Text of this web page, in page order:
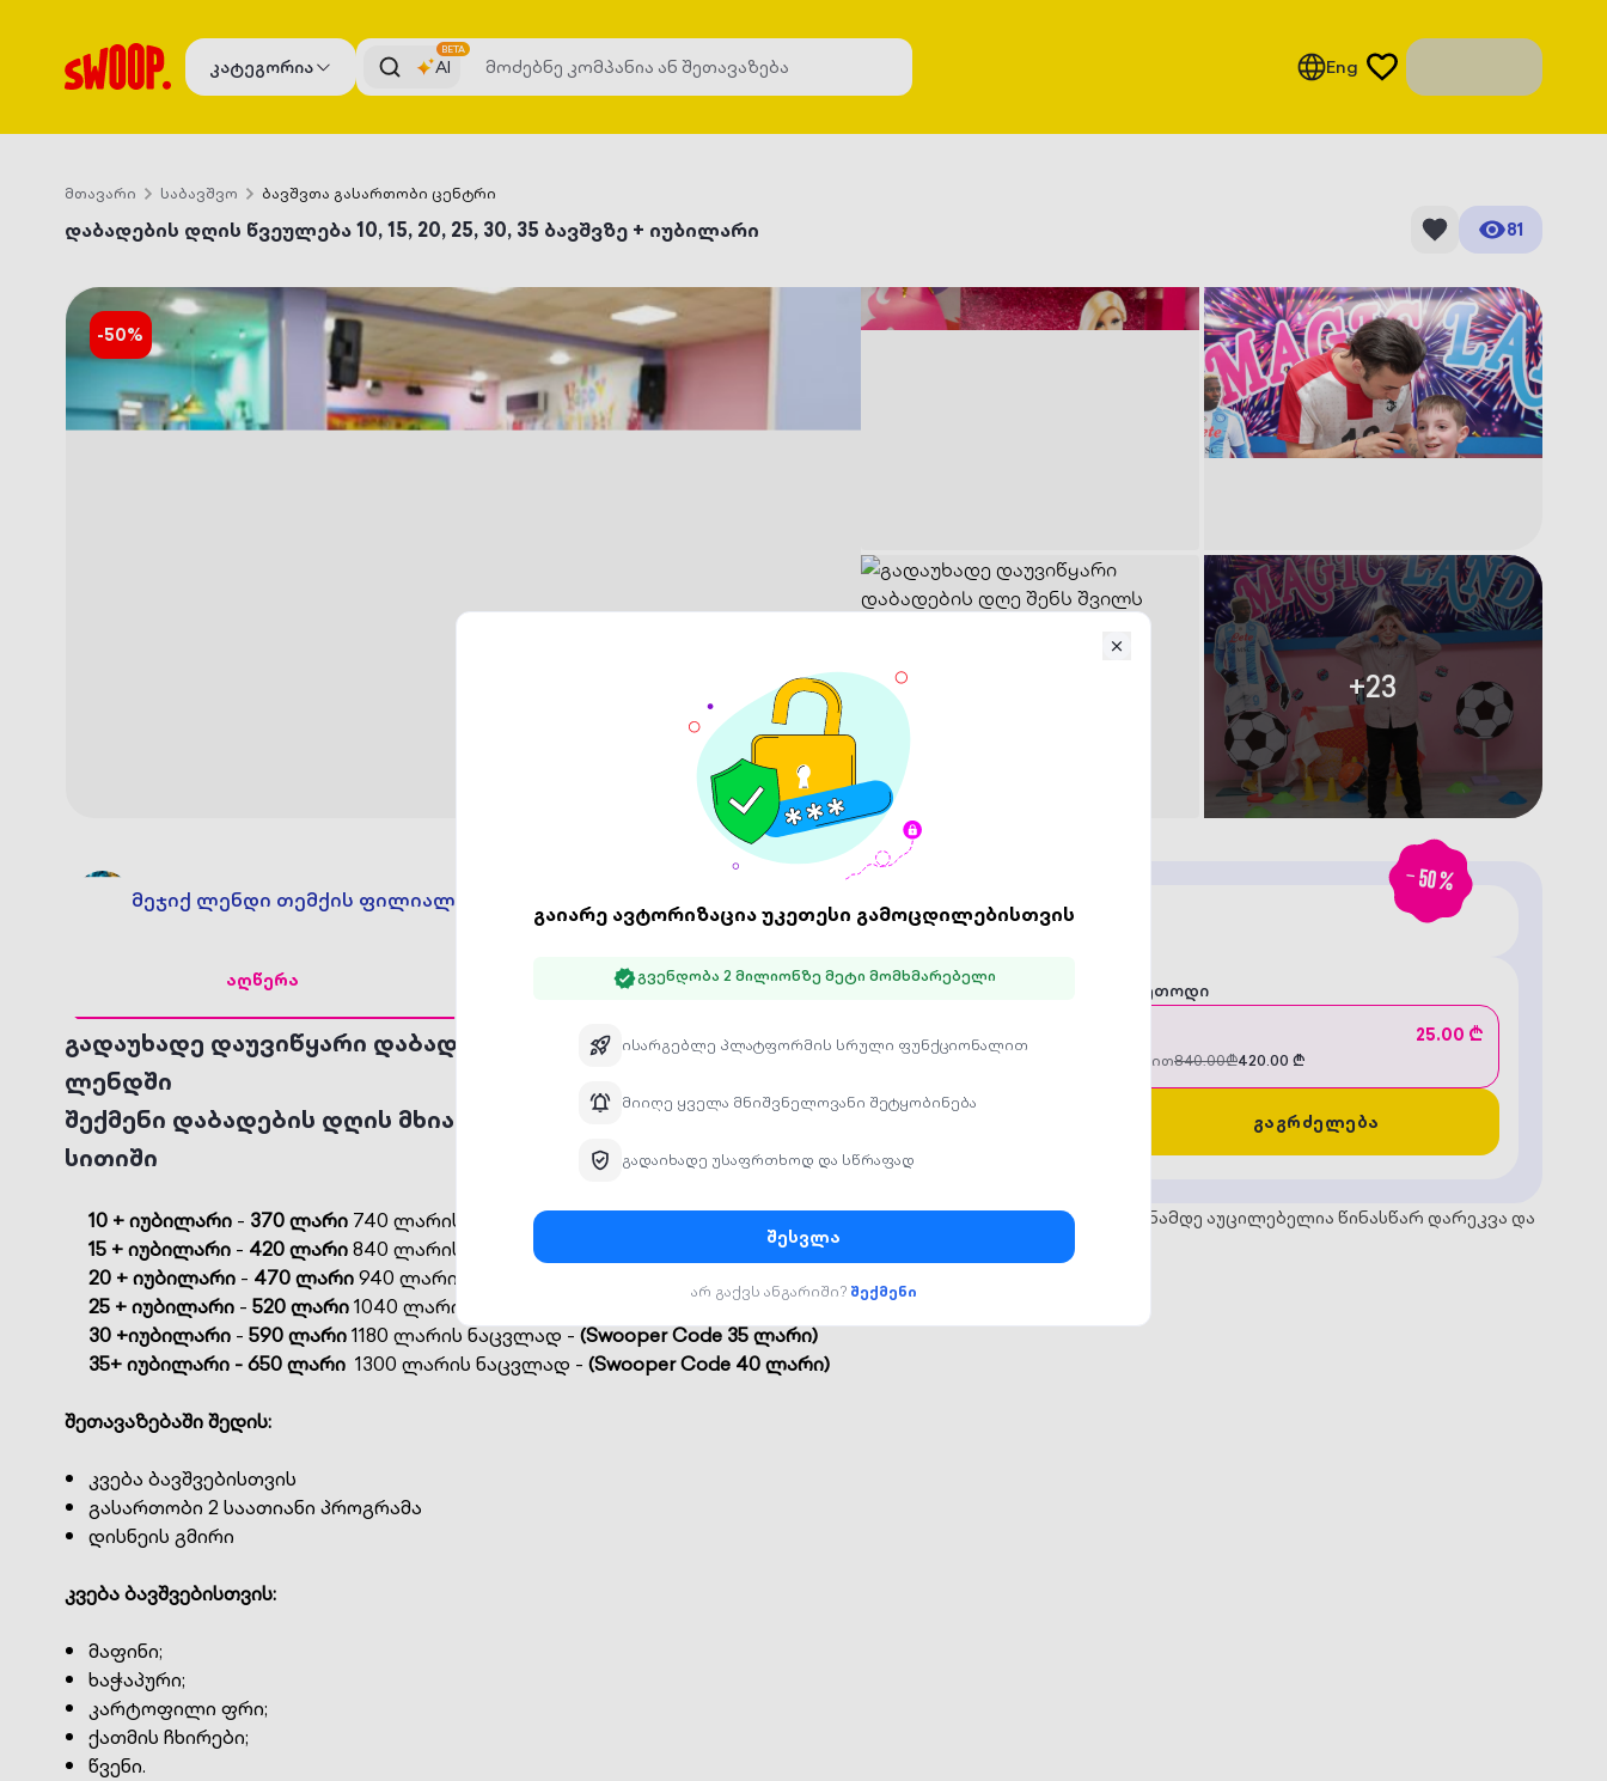
კატეგორია AI
BETA
Eng
მთავარი საბავშვო ბავშვთა გასართობი ცენტრი
დაბადების დღის წვეულება 10, 15, 20, 25, 30, 35 ბავშვზე + იუბილარი 81
+23
-50%
მეჯიქ ლენდი თემქის ფილიალი
აღწერა გამოყენების პირობები
გადაუხადე დაუვიწყარი დაბადების დღე შენს შვილს მეჯიქ
ლენდში
შექმენი დაბადების დღის მხიარული მოგონებები ჰეფი
სითიში
10 + იუბილარი- 370 ლარი740 ლარის ნაცვლად -(Swooper Code 25 ლარი)
15 + იუბილარი- 420 ლარი840 ლარის ნაცვლად -
(Swooper Code 25 ლარი)
20 + იუბილარი- 470 ლარი940 ლარის ნაცვლად -
25 + იუბილარი- 520 ლარი1040 ლარის ნაცვლად -
(Swooper Code 30 ლარი)
30 +იუბილარი- 590 ლარი1180 ლარის ნაცვლად -(Swooper Code 35 ლარი)
35+ იუბილარი - 650 ლარი 1300 ლარის ნაცვლად - (Swooper Code 40 ლარი)
შეთავაზებაში შედის:
კვება ბავშვებისთვის
გასართობი 2 საათიანი პროგრამა
დისნეის გმირი
კვებაბავშვებისთვის:
მაფინი;
ხაჭაპური;
კარტოფილი ფრი;
ქათმის ჩხირები;
წვენი.
-50%
აირჩიე შეთავაზება
აირჩიე გადახდის მეთოდი
25.00 ₾
ადგილზე გადახდით840.00₾420.00 ₾
გაგრძელება
Swooper Code-ის შეძენამდე აუცილებელია წინასწარ დარეკვა და
დაჯავშნა / ჩაწერა